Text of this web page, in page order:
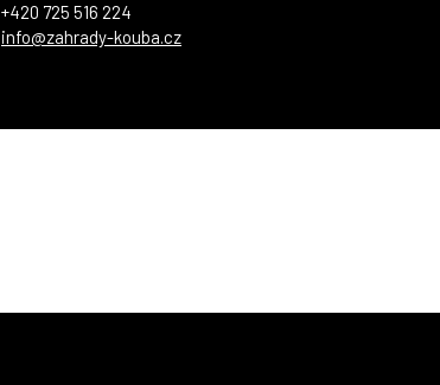
+420 725 516 224
info@zahrady-kouba.cz